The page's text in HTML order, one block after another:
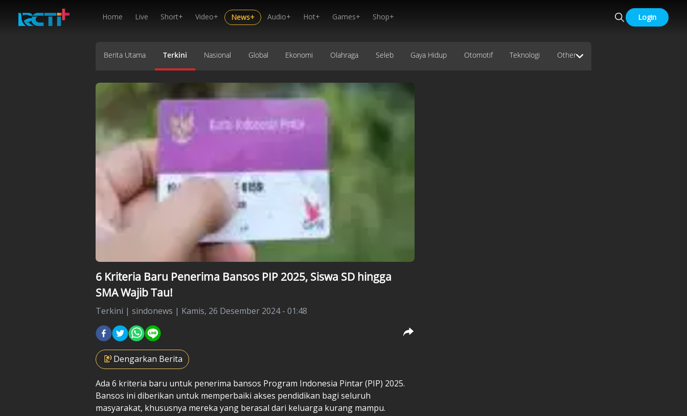
Home Live Short+ Video+ News+ Audio+ Hot+ Games+ Shop+ Login
Berita Utama Terkini Nasional Global Ekonomi Olahraga Seleb Gaya Hidup Otomotif Teknologi Other
6 Kriteria Baru Penerima Bansos PIP 2025, Siswa SD hingga
SMA Wajib Tau!
Terkini | sindonews | Kamis, 26 Desember 2024 - 01:48
Dengarkan Berita
Ada 6 kriteria baru untuk penerima bansos Program Indonesia Pintar (PIP) 2025.
Bansos ini diberikan untuk memperbaiki akses pendidikan bagi seluruh
masyarakat, khususnya mereka yang berasal dari keluarga kurang mampu.